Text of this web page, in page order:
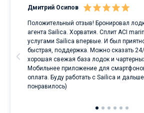
Дмитрий Осипов
Положительный отзыв! Бронировал
агента Sailica. Хорватия. Сплит ACI
услугами Sailica впервые. И был
быстрая, поддержка. Можно сказать
хорошая свежая база лодок и
Мобильнее приложение для
оплата. Буду работать с Sailica и
понравилось)